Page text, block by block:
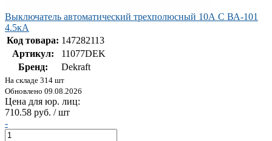
Выключатель автоматический трехполюсный 10А С ВА-101
4.5кА
Код товара: 147282113
Артикул:
11077DEK
Бренд:
Dekraft
На складе 314 шт
Обновлено 09.08.2026
Цена для юр. лиц:
710.58 руб. / шт
-